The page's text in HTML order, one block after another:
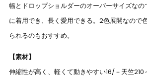
幅とドロップショルダーのオーバーサイズな
に着用でき、長く愛用できる。2色展開なので
られるのもおすすめ。
【素材】
伸縮性が高く、軽くて動きやすい16/－天竺210